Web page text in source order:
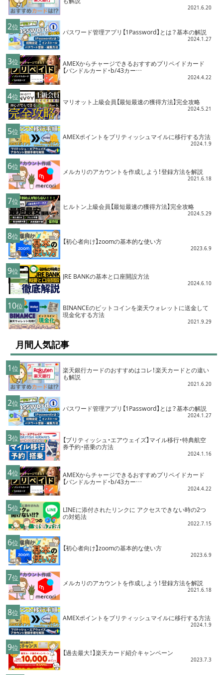
2021.6.20
2位
パスワード管理アプリ【1Password】とは？基本の解説
2024.1.27
3位 AMEXからチャージできるおすすめプリペイドカード
【バンドルカード・b/43カー…
2024.4.22
4位
マリオット上級会員【最短最速の獲得方法】完全攻略
2024.5.21
5位
AMEXポイントをブリティッシュマイルに移行する方法
2024.1.9
6位
メルカリのアカウントを作成しよう！登録方法を解説
2021.6.18
7位
ヒルトン上級会員【最短最速の獲得方法】完全攻略
2024.5.29
8位
【初心者向け】zoomの基本的な使い方
2023.6.9
9位
JRE BANKの基本と口座開設方法
2024.6.10
10位 BINANCEのビットコインを楽天ウォレットに送金して
現金化する方法
2021.9.29
月間人気記事
1位 楽天銀行カードのおすすめはコレ！楽天カードとの違い
も解説
2021.6.20
2位
パスワード管理アプリ【1Password】とは？基本の解説
2024.1.27
3位 【ブリティッシュ・エアウェイズ】マイル移行・特典航空
券予約・搭乗の方法
2024.1.16
4位 AMEXからチャージできるおすすめプリペイドカード
【バンドルカード・b/43カー…
2024.4.22
5位 LINEに添付されたリンクに アクセスできない時の2つ
の対処法
2022.7.15
6位
【初心者向け】zoomの基本的な使い方
2023.6.9
7位
メルカリのアカウントを作成しよう！登録方法を解説
2021.6.18
8位
AMEXポイントをブリティッシュマイルに移行する方法
2024.1.9
9位
【過去最大！】楽天カード紹介キャンペーン
2023.7.3